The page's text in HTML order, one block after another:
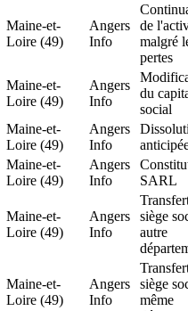
Maine-et-
Loire (49)
Angers
Info
de
malgré
pertes
Maine-et-
Loire (49)
Angers
Info
du
social
Maine-et-
Loire (49)
Angers
Info
Maine-et-
Loire (49)
Angers
Info
SARL
Maine-et-
Loire (49)
Angers
Info
siège
autre
Maine-et-
Loire (49)
Angers
Info
siège
même